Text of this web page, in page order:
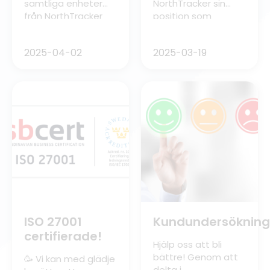
samtliga enheter
från NorthTracker
Stöldskyddsföreningen
2025-04-02
NorthTracker sin
position som
spårningstjänster
marknaden.
”YachtSafe och
redKnows är redo
för nästa fas och
NorthTracker, med
sin gedigna position
och goda rykte på
marknaden, är den
perfekta partnern
att ta över och
affären” ”Genom en
utökad kundbas och
2025-03-19
ISO 27001
certifierade!
🥳 Vi kan med glädje
Kundundersökning
Hjälp oss att bli
bättre! Genom att